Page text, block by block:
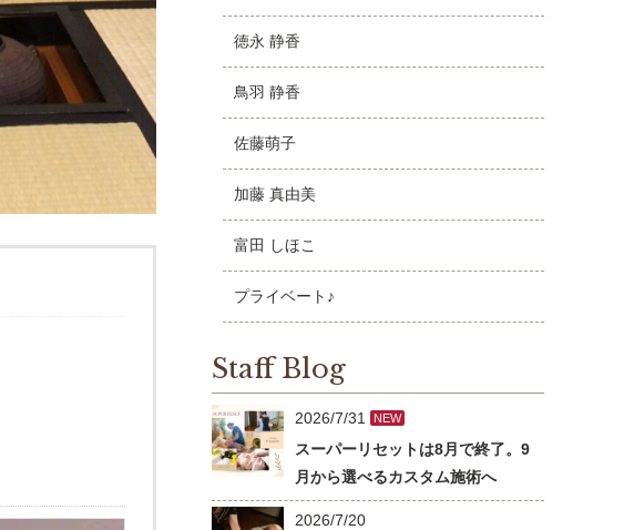
徳永 静香
鳥羽 静香
佐藤萌子
加藤 真由美
富田 しほこ
プライベート♪
Staff Blog
2026/7/31 NEW
スーパーリセットは8月で終了。9
月から選べるカスタム施術へ
2026/7/20